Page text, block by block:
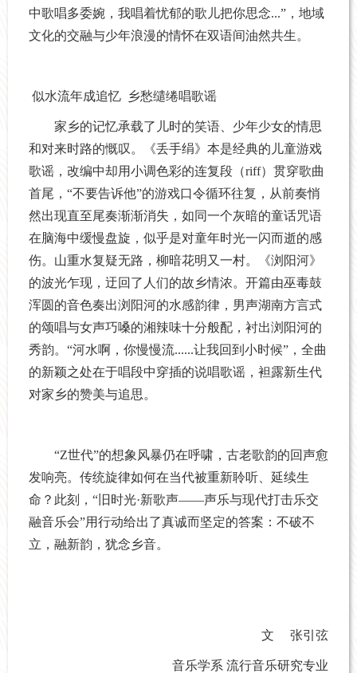
中歌唱多委婉，我唱着忧郁的歌儿把你思念...”，地域
文化的交融与少年浪漫的情怀在双语间油然共生。
似水流年成追忆 乡愁缱绻唱歌谣
家乡的记忆承载了儿时的笑语、少年少女的情思
和对来时路的慨叹。《丢手绢》本是经典的儿童游戏
歌谣，改编中却用小调色彩的连复段（riff）贯穿歌曲
首尾，“不要告诉他”的游戏口令循环往复，从前奏悄
然出现直至尾奏渐渐消失，如同一个灰暗的童话咒语
在脑海中缓慢盘旋，似乎是对童年时光一闪而逝的感
伤。山重水复疑无路，柳暗花明又一村。《浏阳河》
的波光乍现，迂回了人们的故乡情浓。开篇由巫毒鼓
浑圆的音色奏出浏阳河的水感韵律，男声湖南方言式
的颂唱与女声巧嗓的湘辣味十分般配，衬出浏阳河的
秀韵。“河水啊，你慢慢流......让我回到小时候”，全曲
的新颖之处在于唱段中穿插的说唱歌谣，袒露新生代
对家乡的赞美与追思。
“Z世代”的想象风暴仍在呼啸，古老歌韵的回声愈
发响亮。传统旋律如何在当代被重新聆听、延续生
命？此刻，“旧时光·新歌声——声乐与现代打击乐交
融音乐会”用行动给出了真诚而坚定的答案：不破不
立，融新韵，犹念乡音。
文 张引弦
音乐学系 流行音乐研究专业